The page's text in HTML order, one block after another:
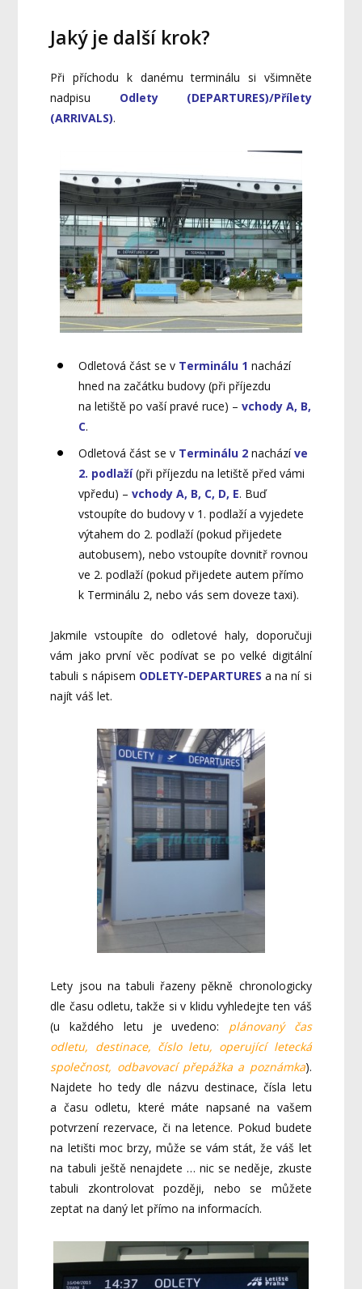
Jaký je další krok?
Při příchodu k danému terminálu si všimněte
nadpisu Odlety (DEPARTURES)/Přílety
(ARRIVALS).
Odletová část se v Terminálu 1 nachází
hned na začátku budovy (při příjezdu
na letiště po vaší pravé ruce) –vchody A, B,
C.
Odletová část se v Terminálu 2 nacházíve
2. podlaží(při příjezdu na letiště před vámi
vpředu) –vchody A, B, C, D, E. Buď
vstoupíte do budovy v 1. podlaží a vyjedete
výtahem do 2. podlaží (pokud přijedete
autobusem), nebo vstoupíte dovnitř rovnou
ve 2. podlaží (pokud přijedete autem přímo
k Terminálu 2, nebo vás sem doveze taxi).
Jakmile vstoupíte do odletové haly, doporučuji
vám jako první věc podívat se po velké digitální
tabuli s nápisem ODLETY-DEPARTURES a na ní si
najít váš let.
Lety jsou na tabuli řazeny pěkně chronologicky
dle času odletu, takže si v klidu vyhledejte ten váš
(u každého letu je uvedeno: plánovaný čas
odletu, destinace, číslo letu, operující letecká
společnost, odbavovací přepážka a poznámka).
Najdete ho tedy dle názvu destinace, čísla letu
a času odletu, které máte napsané na vašem
potvrzení rezervace, či na letence. Pokud budete
na letišti moc brzy, může se vám stát, že váš let
na tabuli ještě nenajdete … nic se neděje, zkuste
tabuli zkontrolovat později, nebo se můžete
zeptat na daný let přímo na informacích.